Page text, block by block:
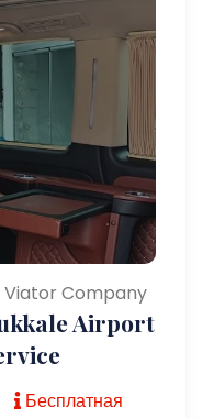
Viator Company
Airport
Бесплатная